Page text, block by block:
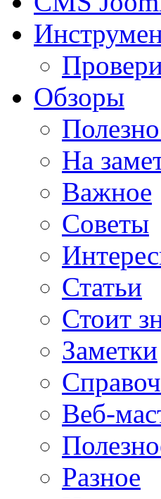
Обзоры
На
Важное
Советы
Статьи
Стоит
Заметки
Веб-
Разное